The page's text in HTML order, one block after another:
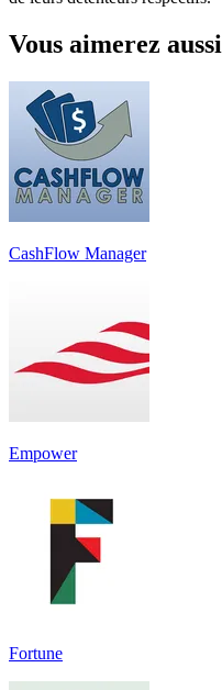
Vous aimerez aussi
CashFlow Manager
Empower
Fortune